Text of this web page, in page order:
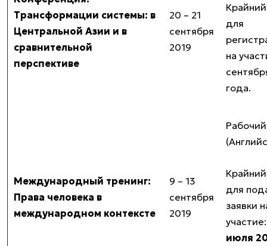
Трансформации системы: в
Центральной Азии и в
сравнительной
перспективе
20 – 21
сентября
2019
для
на
года.
Международный тренинг:
Права человека в
международном контексте
9 – 13
сентября
2019
для
заявки
июля